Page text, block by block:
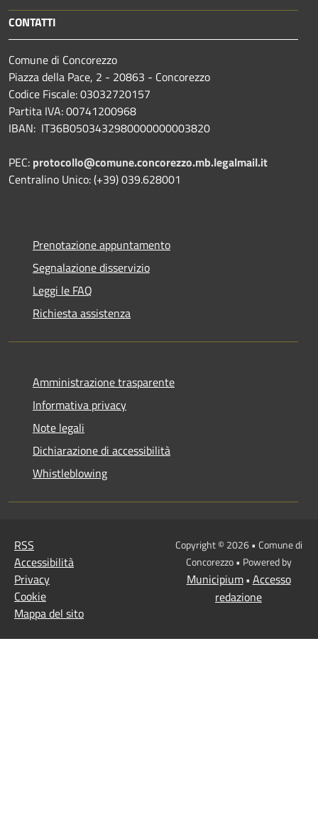
CONTATTI
Comune di Concorezzo
Piazza della Pace, 2 - 20863 - Concorezzo
Codice Fiscale: 03032720157
Partita IVA: 00741200968
IBAN: IT36B0503432980000000003820
PEC: protocollo@comune.concorezzo.mb.legalmail.it
Centralino Unico: (+39) 039.628001
Prenotazione appuntamento
Segnalazione disservizio
Leggi le FAQ
Richiesta assistenza
Amministrazione trasparente
Informativa privacy
Note legali
Dichiarazione di accessibilità
Whistleblowing
RSS
Accessibilità
Privacy
Cookie
Mappa del sito
Copyright © 2026 • Comune di
Concorezzo • Powered by
Municipium• Accesso
redazione